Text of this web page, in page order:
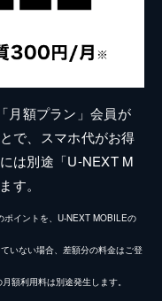
月額プラン」会員が
で、スマホ代がお得
は別途「U-NEXT M
す。
イントを、U-NEXT MOBILEの
いない場合、差額分の料金はご登
額利用料は別途発生します。